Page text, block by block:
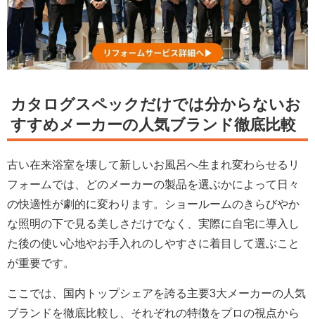
カタログスペックだけでは分からないお
すすめメーカーの人気ブランド徹底比較
古い在来浴室を壊して新しいお風呂へ生まれ変わらせるリ
フォームでは、どのメーカーの製品を選ぶかによって日々
の快適性が劇的に変わります。ショールームのきらびやか
な照明の下で見る美しさだけでなく、実際に自宅に導入し
た後の使い心地やお手入れのしやすさに着目して選ぶこと
が重要です。
ここでは、国内トップシェアを誇る主要3大メーカーの人気
ブランドを徹底比較し、それぞれの特徴をプロの視点から